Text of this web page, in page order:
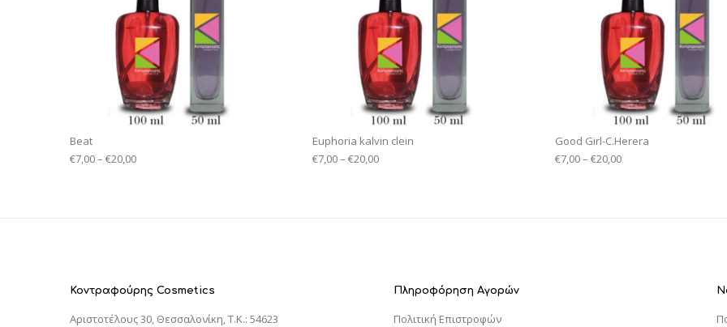
Beat
€7,00– €20,00
Euphoria kalvin clein
€7,00– €20,00
Good Girl-C.Herera
€7,00– €20,00
Κοντραφούρης Cosmetics
Αριστοτέλους 30, Θεσσαλονίκη, T.K.: 54623
Πληροφόρηση Αγορών
Πολιτική Επιστροφών